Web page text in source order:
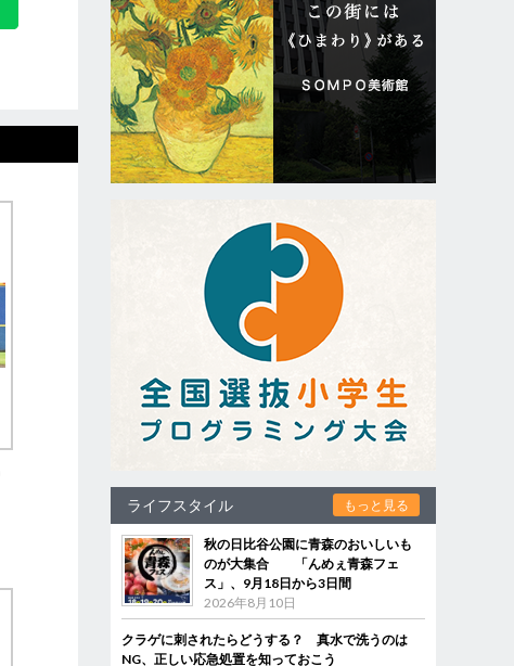
ライフスタイル もっと見る
秋の日比谷公園に青森のおいしいも
のが大集合 「んめぇ青森フェ
ス」、9月18日から3日間
2026年8月10日
クラゲに刺されたらどうする？ 真水で洗うのは
NG、正しい応急処置を知っておこう